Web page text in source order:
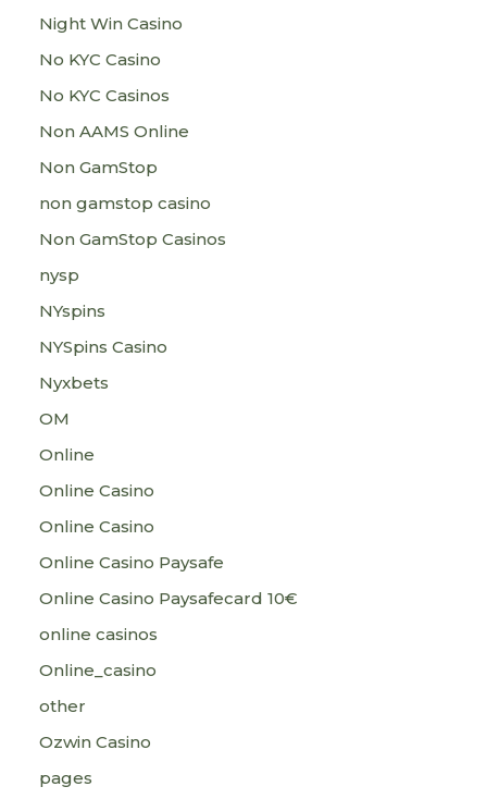
Night Win Casino
No KYC Casino
No KYC Casinos
Non AAMS Online
Non GamStop
non gamstop casino
Non GamStop Casinos
nysp
NYspins
NYSpins Casino
Nyxbets
OM
Online
Online Casino
Online Casino
Online Casino Paysafe
Online Casino Paysafecard 10€
online casinos
Online_casino
other
Ozwin Casino
pages